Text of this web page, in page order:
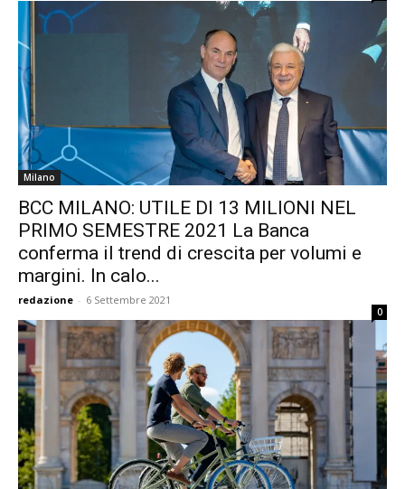
Milano
BCC MILANO: UTILE DI 13 MILIONI NEL
PRIMO SEMESTRE 2021 La Banca
conferma il trend di crescita per volumi e
margini. In calo...
redazione - 6 Settembre 2021
0